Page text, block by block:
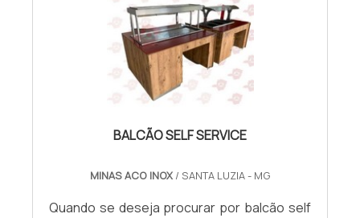
BALCÃO SELF SERVICE
MINAS ACO INOX/ SANTA LUZIA - MG
Quando se deseja procurar por balcão self